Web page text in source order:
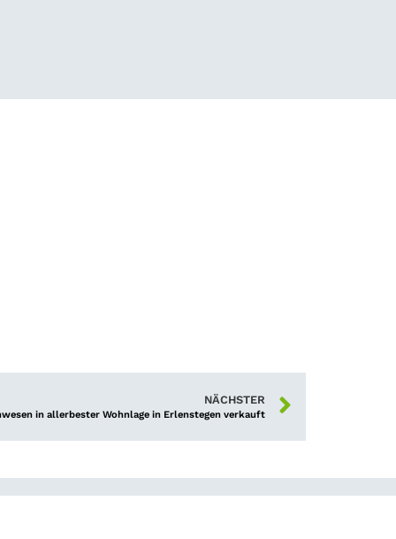
NÄCHSTER
in allerbester Wohnlage in Erlenstegen verkauft